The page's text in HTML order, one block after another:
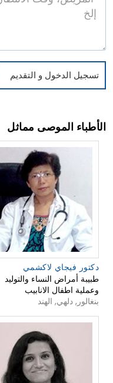
تسجيل الدخول و التقديم
الأطباء الموصى مماثل
دكتور فيجاي لاكشمي
طبيبة أمراض النساء والتوليد
وعملية اطفال الانابيب
بنغالور, دلهي, الهند